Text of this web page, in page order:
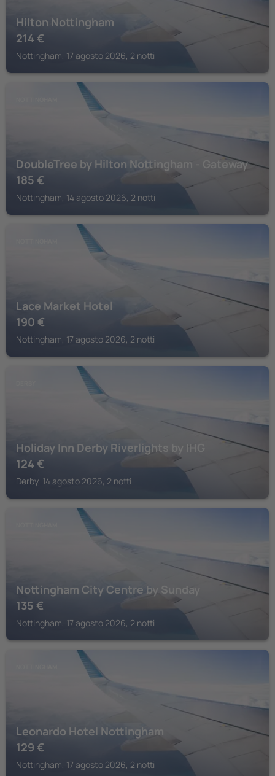
Hilton Nottingham
214 €
Nottingham, 17 agosto 2026, 2 notti
DoubleTree by Hilton Nottingham - Gateway
185 €
Nottingham, 14 agosto 2026, 2 notti
Lace Market Hotel
190 €
Nottingham, 17 agosto 2026, 2 notti
Holiday Inn Derby Riverlights by IHG
124 €
Derby, 14 agosto 2026, 2 notti
Nottingham City Centre by Sunday
135 €
Nottingham, 17 agosto 2026, 2 notti
Leonardo Hotel Nottingham
129 €
Nottingham, 17 agosto 2026, 2 notti